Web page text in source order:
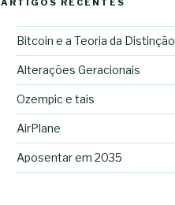
ARTIGOS RECENTES
Bitcoin e a Teoria da Distinção
Alterações Geracionais
Ozempic e tais
AirPlane
Aposentar em 2035